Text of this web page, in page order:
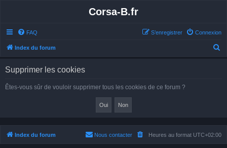
Corsa-B.fr
FAQ Connexion
S’enregistrer
Index du forum
e
Supprimer les cookies
Êtes-vous sûr de vouloir supprimer tous les cookies de ce forum ?
Index du forum Heures au format UTC+02:00
Nous contacter